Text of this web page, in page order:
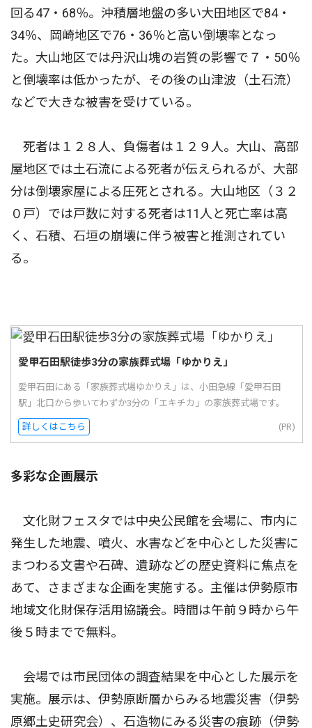
回る47・68％。沖積層地盤の多い大田地区で84・
34％、岡崎地区で76・36％と高い倒壊率となっ
た。大山地区では丹沢山塊の岩質の影響で７・50％
と倒壊率は低かったが、その後の山津波（土石流）
などで大きな被害を受けている。
死者は１２８人、負傷者は１２９人。大山、高部
屋地区では土石流による死者が伝えられるが、大部
分は倒壊家屋による圧死とされる。大山地区（３２
０戸）では戸数に対する死者は11人と死亡率は高
く、石積、石垣の崩壊に伴う被害と推測されてい
る。
愛甲石田駅徒歩3分の家族葬式場「ゆかりえ」
愛甲石田にある「家族葬式場ゆかりえ」は、小田急線「愛甲石田
駅」北口から歩いてわずか3分の「エキチカ」の家族葬式場です。
詳しくはこちら (PR)
多彩な企画展示
文化財フェスタでは中央公民館を会場に、市内に
発生した地震、噴火、水害などを中心とした災害に
まつわる文書や石碑、遺跡などの歴史資料に焦点を
あて、さまざまな企画を実施する。主催は伊勢原市
地域文化財保存活用協議会。時間は午前９時から午
後５時までで無料。
会場では市民団体の調査結果を中心とした展示を
実施。展示は、伊勢原断層からみる地震災害（伊勢
原郷土史研究会）、石造物にみる災害の痕跡（伊勢